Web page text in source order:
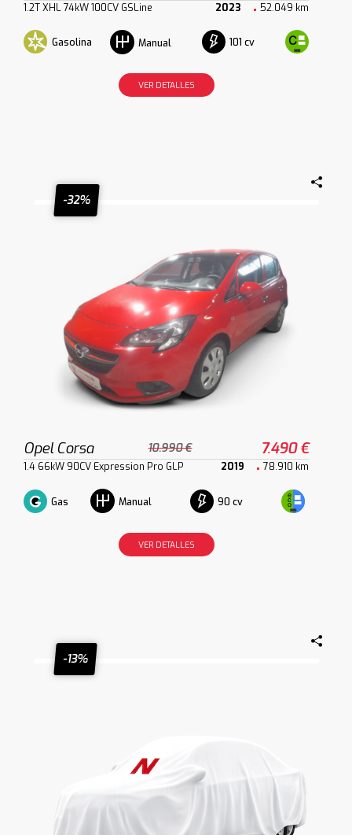
1.2T XHL 74kW 100CV GSLine 2023 52.049 km
Gasolina Manual 101 cv
VER DETALLES
-32%
Opel Corsa 10.990 € 7.490 €
1.4 66kW 90CV Expression Pro GLP 2019 78.910 km
Gas Manual 90 cv
VER DETALLES
-13%